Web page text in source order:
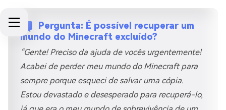
Pergunta: É possível recuperar um
mundo do Minecraft excluído?
“Gente! Preciso da ajuda de vocês urgentemente!
Acabei de perder meu mundo do Minecraft para
sempre porque esqueci de salvar uma cópia.
Estou devastado e desesperado para recuperá-lo,